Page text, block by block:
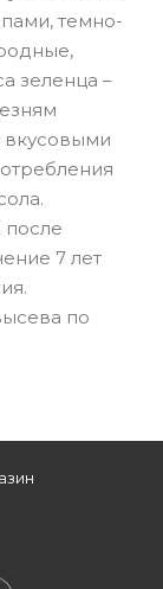
темно-
зеленца –
вкусовыми
после
7 лет
по